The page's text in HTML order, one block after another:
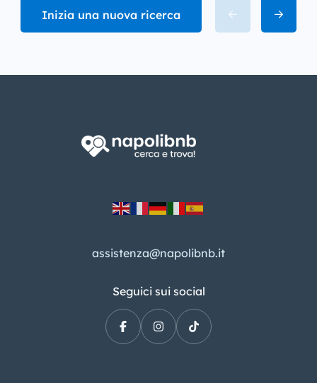
Inizia una nuova ricerca
assistenza@napolibnb.it
Seguici sui social